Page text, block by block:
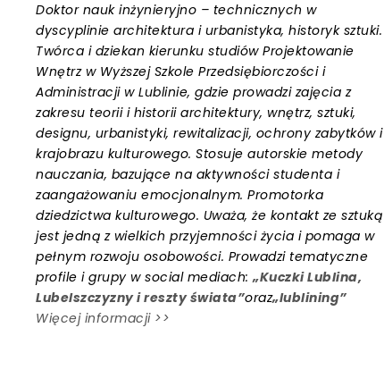
Doktor nauk inżynieryjno – technicznych w
dyscyplinie architektura i urbanistyka, historyk sztuki.
Twórca i dziekan kierunku studiów Projektowanie
Wnętrz w Wyższej Szkole Przedsiębiorczości i
Administracji w Lublinie, gdzie prowadzi zajęcia z
zakresu teorii i historii architektury, wnętrz, sztuki,
designu, urbanistyki, rewitalizacji, ochrony zabytków i
krajobrazu kulturowego. Stosuje autorskie metody
nauczania, bazujące na aktywności studenta i
zaangażowaniu emocjonalnym. Promotorka
dziedzictwa kulturowego. Uważa, że kontakt ze sztuką
jest jedną z wielkich przyjemności życia i pomaga w
pełnym rozwoju osobowości. Prowadzi tematyczne
profile i grupy w social mediach:„Kuczki Lublina,
Lubelszczyzny i reszty świata”oraz„lublining”
Więcej informacji >>